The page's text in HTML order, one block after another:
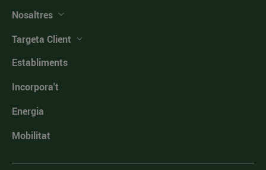
Nosaltres
Targeta Client
Establiments
Incorpora't
Energia
Mobilitat